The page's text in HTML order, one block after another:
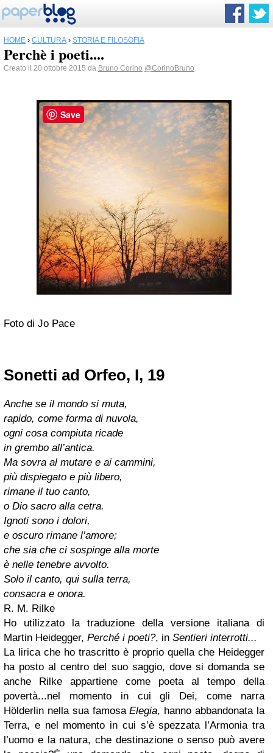
HOME › CULTURA › STORIA E FILOSOFIA
Perchè i poeti....
Creato il 20 ottobre 2015 da Bruno Corino @CorinoBruno
Foto di Jo Pace
Sonetti ad Orfeo, I, 19
Anche se il mondo si muta,
rapido, come forma di nuvola,
ogni cosa compiuta ricade
in grembo all’antica.
Ma sovra al mutare e ai cammini,
più dispiegato e più libero,
rimane il tuo canto,
o Dio sacro alla cetra.
Ignoti sono i dolori,
e oscuro rimane l’amore;
che sia che ci sospinge alla morte
è nelle tenebre avvolto.
Solo il canto, qui sulla terra,
consacra e onora.
R. M. Rilke
Ho utilizzato la traduzione della versione italiana di
Martin Heidegger, Perché i poeti?, in Sentieri interrotti...
La lirica che ho trascritto è proprio quella che Heidegger
ha posto al centro del suo saggio, dove si domanda se
anche Rilke appartiene come poeta al tempo della
povertà...nel momento in cui gli Dei, come narra
Hölderlin nella sua famosaElegia, hanno abbandonata la
Terra, e nel momento in cui s’è spezzata l’Armonia tra
l’uomo e la natura, che destinazione o senso può avere
Save